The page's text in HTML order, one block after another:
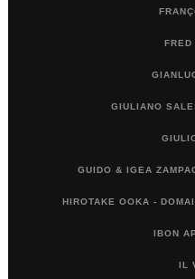
FRED
GIULIANO
GUIDO & IGEA
HIROTAKE OOKA -
IBON
IL